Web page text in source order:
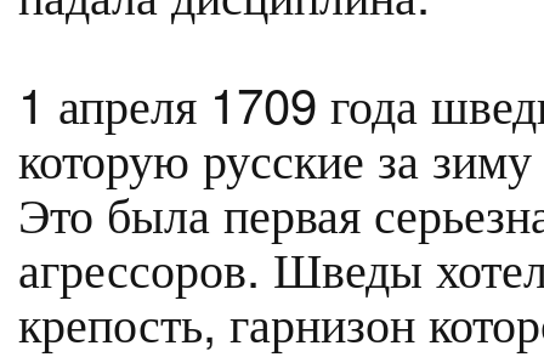
1 апреля 1709 года
которую русские за
Это была первая
агрессоров. Шведы
крепость, гарнизон